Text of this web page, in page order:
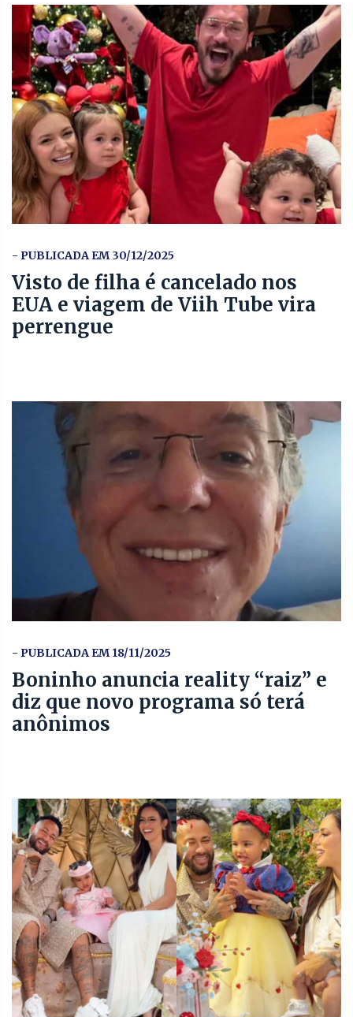
- PUBLICADA EM 30/12/2025
Visto de filha é cancelado nos
EUA e viagem de Viih Tube vira
perrengue
- PUBLICADA EM 18/11/2025
Boninho anuncia reality “raiz” e
diz que novo programa só terá
anônimos